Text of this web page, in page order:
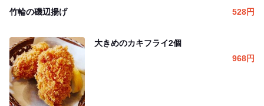
竹輪の磯辺揚げ 528円
大きめのカキフライ2個
968円